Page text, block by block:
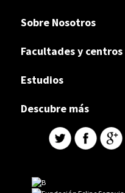
Sobre Nosotros
Facultades y centros
Estudios
Descubre más